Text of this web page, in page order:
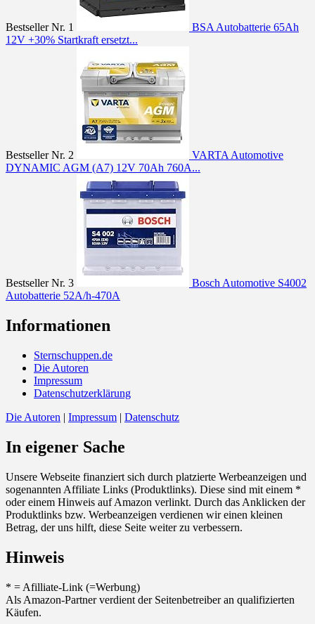
Bestseller Nr. 1
BSA Autobatterie 65Ah
12V +30% Startkraft ersetzt...
Bestseller Nr. 2
VARTA Automotive
DYNAMIC AGM (A7) 12V 70Ah 760A...
Bestseller Nr. 3
Bosch Automotive S4002
Autobatterie 52A/h-470A
Informationen
Sternschuppen.de
Die Autoren
Impressum
Datenschutzerklärung
Die Autoren | Impressum | Datenschutz
In eigener Sache
Unsere Webseite finanziert sich durch platzierte Werbeanzeigen und
sogenannten Affiliate Links (Produktlinks). Diese sind mit einem *
oder einem Hinweis auf Amazon verlinkt. Durch das Anklicken der
Produktlinks bzw. Werbeanzeigen verdienen wir einen kleinen
Betrag, der uns hilft, diese Seite weiter zu verbessern.
Hinweis
* = Afilliate-Link (=Werbung)
Als Amazon-Partner verdient der Seitenbetreiber an qualifizierten
Käufen.